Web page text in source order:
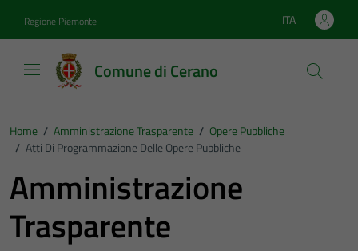
Regione Piemonte Lingua attiva:
ITA
Comune di Cerano
Home / Amministrazione Trasparente / Opere Pubbliche
/ Atti Di Programmazione Delle Opere Pubbliche
Amministrazione
Trasparente